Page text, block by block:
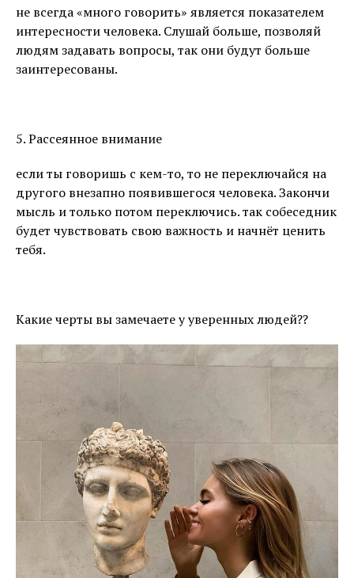
не всегда «много говорить» является показателем
интересности человека. Слушай больше, позволяй
людям задавать вопросы, так они будут больше
заинтересованы.
5. Рассеянное внимание
если ты говоришь с кем-то, то не переключайся на
другого внезапно появившегося человека. Закончи
мысль и только потом переключись. так собеседник
будет чувствовать свою важность и начнёт ценить
тебя.
Какие черты вы замечаете у уверенных людей??